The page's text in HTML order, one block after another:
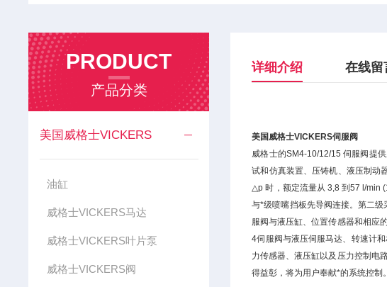
PRODUCT
产品分类
美国威格士VICKERS
油缸
威格士VICKERS马达
威格士VICKERS叶片泵
威格士VICKERS阀
详细介绍 在线留
美国威格士VICKERS伺服阀
威格士的SM4-10/12/15 伺服阀提
试和仿真装置、压铸机、液压制动
△p 时，额定流量从 3,8 到57 l/min
与*级喷嘴挡板先导阀连接。第二
服阀与液压缸、位置传感器和相应
4伺服阀与液压伺服马达、转速计
力传感器、液压缸以及压力控制电
得益彰，将为用户奉献*的系统控制。